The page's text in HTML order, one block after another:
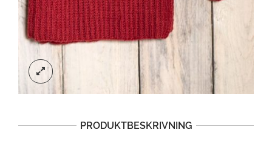
PRODUKTBESKRIVNING